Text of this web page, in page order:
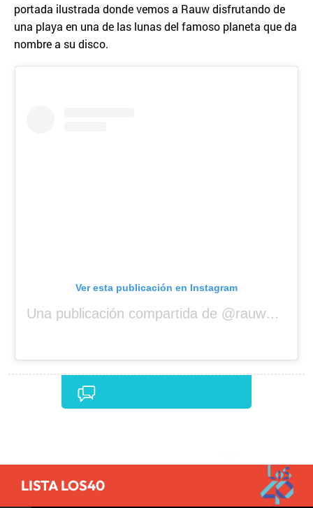
portada ilustrada donde vemos a Rauw disfrutando de
una playa en una de las lunas del famoso planeta que da
nombre a su disco.
Ver esta publicación en Instagram
Una publicación compartida de @rauwalejandro
LISTA LOS40